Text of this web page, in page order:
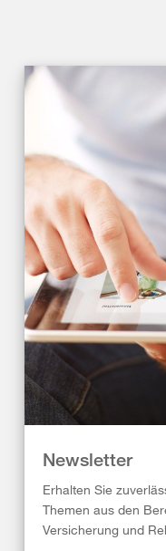
Newsletter
Erhalten Sie
Themen aus den
Versicherung und